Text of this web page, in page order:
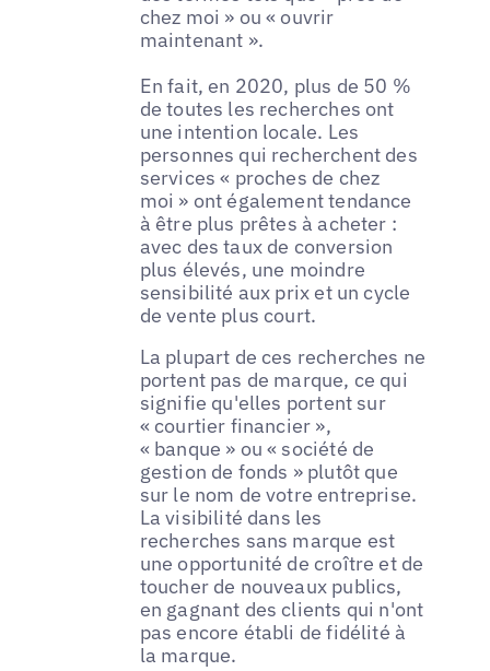
chez moi » ou « ouvrir
maintenant ».
En fait, en 2020, plus de 50 %
de toutes les recherches ont
une intention locale. Les
personnes qui recherchent des
services « proches de chez
moi » ont également tendance
à être plus prêtes à acheter :
avec des taux de conversion
plus élevés, une moindre
sensibilité aux prix et un cycle
de vente plus court.
La plupart de ces recherches ne
portent pas de marque, ce qui
signifie qu'elles portent sur
« courtier financier »,
« banque » ou « société de
gestion de fonds » plutôt que
sur le nom de votre entreprise.
La visibilité dans les
recherches sans marque est
une opportunité de croître et de
toucher de nouveaux publics,
en gagnant des clients qui n'ont
pas encore établi de fidélité à
la marque.